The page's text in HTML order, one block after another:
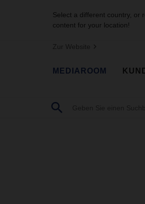
Select a different country, or
content for your location!
Zur Website
MEDIAROOM